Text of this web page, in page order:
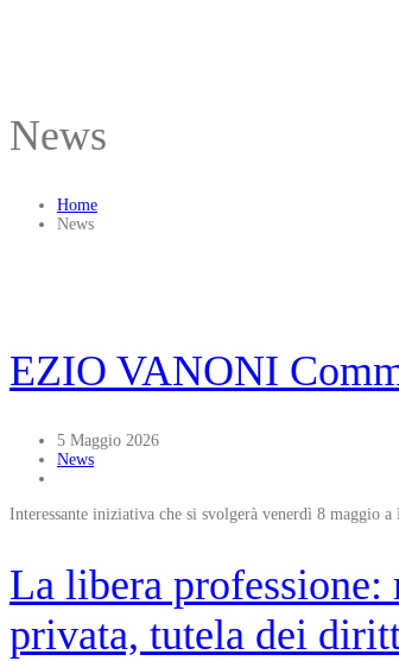
News
Home
News
EZIO VANONI
5 Maggio 2026
News
Interessante iniziativa che si svolgerà venerdì 8 maggio
La libera
privata, tutela dei